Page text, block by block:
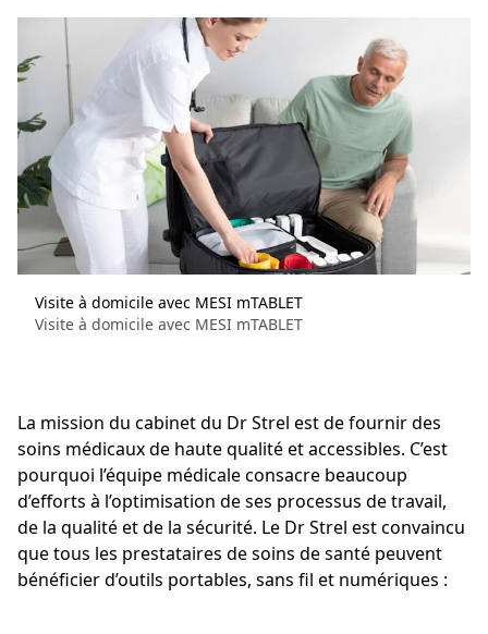
Visite à domicile avec MESI mTABLET
Visite à domicile avec MESI mTABLET
La mission du cabinet du Dr Strel est de fournir des
soins médicaux de haute qualité et accessibles. C’est
pourquoi l’équipe médicale consacre beaucoup
d’efforts à l’optimisation de ses processus de travail,
de la qualité et de la sécurité. Le Dr Strel est convaincu
que tous les prestataires de soins de santé peuvent
bénéficier d’outils portables, sans fil et numériques :